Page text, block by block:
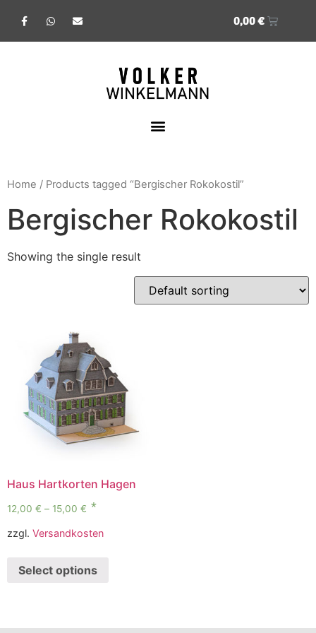
0,00€
Home / Products tagged “Bergischer Rokokostil”
Bergischer Rokokostil
Showing the single result
Haus Hartkorten Hagen
12,00 € – 15,00 €
zzgl. Versandkosten
Select options